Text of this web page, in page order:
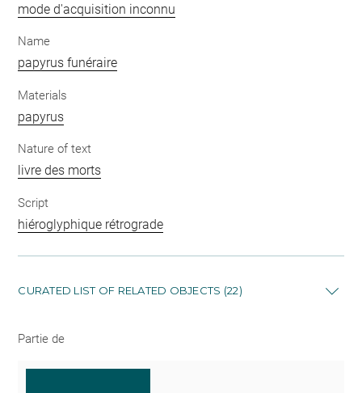
mode d'acquisition inconnu
Name
papyrus funéraire
Materials
papyrus
Nature of text
livre des morts
Script
hiéroglyphique rétrograde
CURATED LIST OF RELATED OBJECTS (22)
Partie de